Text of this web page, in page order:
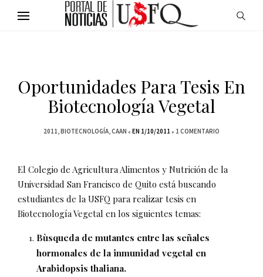
Oportunidades Para Tesis En
Biotecnología Vegetal
2011 BIOTECNOLOGÍA CAAN EN 1/10/2011 1 COMENTARIO
El Colegio de Agricultura Alimentos y Nutrición de la
Universidad San Francisco de Quito está buscando
estudiantes de la USFQ para realizar tesis en
Biotecnología Vegetal en los siguientes temas:
Bùsqueda de mutantes entre las señales
hormonales de la inmunidad vegetal en
Arabidopsis thaliana.